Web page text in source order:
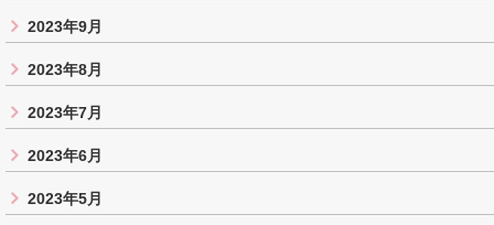
2023年9月
2023年8月
2023年7月
2023年6月
2023年5月